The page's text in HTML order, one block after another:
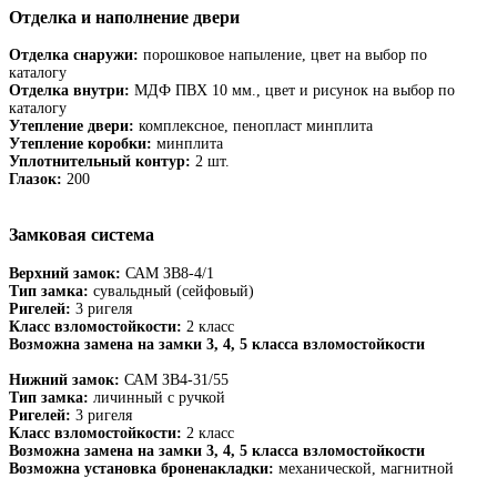
Отделка и наполнение двери
Отделка снаружи: порошковое напыление, цвет на выбор по
каталогу
Отделка внутри: МДФ ПВХ 10 мм., цвет и рисунок на выбор по
каталогу
Утепление двери: комплексное, пенопласт минплита
Утепление коробки: минплита
Уплотнительный контур: 2 шт.
Глазок: 200
Замковая система
Верхний замок: САМ ЗВ8-4/1
Тип замка: сувальдный (сейфовый)
Ригелей: 3 ригеля
Класс взломостойкости: 2 класс
Возможна замена на замки 3, 4, 5 класса взломостойкости
Нижний замок: САМ ЗВ4-31/55
Тип замка: личинный с ручкой
Ригелей: 3 ригеля
Класс взломостойкости: 2 класс
Возможна замена на замки 3, 4, 5 класса взломостойкости
Возможна установка броненакладки: механической, магнитной